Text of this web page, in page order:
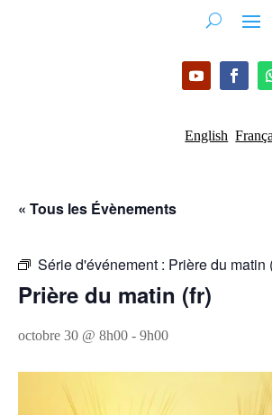
English
« Tous les Évènements
Série d'événement : Prière du matin
Prière du matin (fr)
octobre 30 @ 8h00 - 9h00